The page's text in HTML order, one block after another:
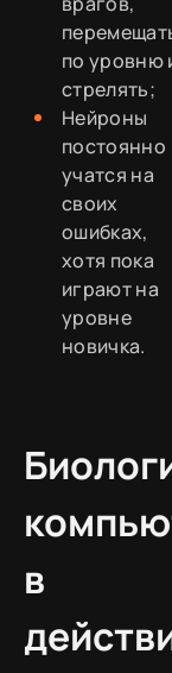
по уровню
стрелять;
Нейроны
постоянно
учатся на
своих
ошибках,
хотя пока
играют на
уровне
новичка.
в